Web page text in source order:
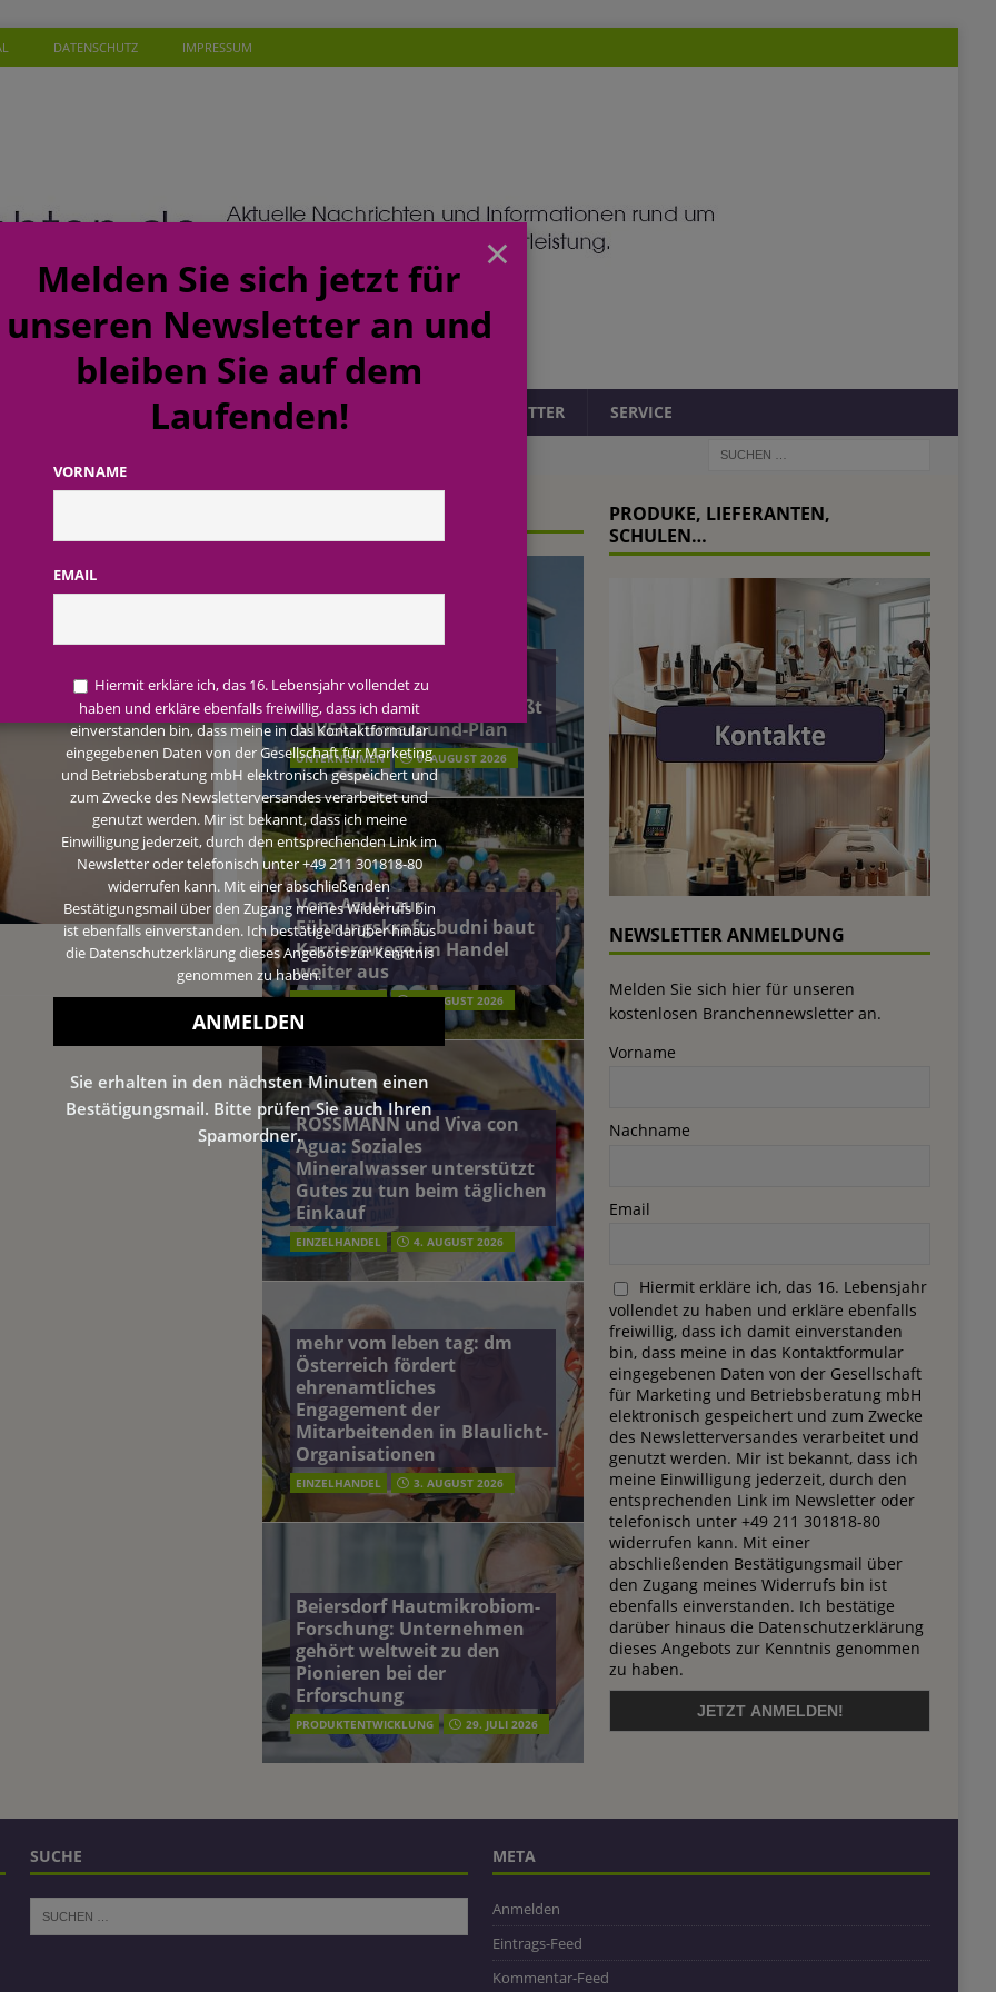
DATENSCHUTZ IMPRESSUM
TERMINE KOMMENTAR NEWSLETTER SERVICE
budni baut Karrierewege im Handel weiter aus
Soziales Mineralwasser unterstützt Gutes zu tun beim täglichen
fördert ehrenamtliches Engagement der Mitarbeitenden in
Unternehmen gehört weltweit zu den Pionieren bei der
Konzern passt Prognose an und beschließt NIVEA-Turnaround-Plan
1
1
2026: Konzern passt
Prognose an und beschließt
NIVEA-Turnaround-Plan
UNTERNEHMEN 6. AUGUST 2026
Vom Azubi zur
Führungskraft: budni baut
Karrierewege im Handel
weiter aus
EINZELHANDEL 5. AUGUST 2026
ROSSMANN und Viva con
Agua: Soziales
Mineralwasser unterstützt
Gutes zu tun beim täglichen
Einkauf
EINZELHANDEL 4. AUGUST 2026
mehr vom leben tag: dm
Österreich fördert
ehrenamtliches
Engagement der
Mitarbeitenden in Blaulicht-
Organisationen
EINZELHANDEL 3. AUGUST 2026
Beiersdorf Hautmikrobiom-
Forschung: Unternehmen
gehört weltweit zu den
Pionieren bei der
Erforschung
PRODUKTENTWICKLUNG 29. JULI 2026
PRODUKE, LIEFERANTEN,
SCHULEN…
NEWSLETTER ANMELDUNG
Melden Sie sich hier für unseren
kostenlosen Branchennewsletter an.
Vorname
Nachname
Email
Hiermit erkläre ich, das 16. Lebensjahr
vollendet zu haben und erkläre ebenfalls
freiwillig, dass ich damit einverstanden
bin, dass meine in das Kontaktformular
eingegebenen Daten von der Gesellschaft
für Marketing und Betriebsberatung mbH
elektronisch gespeichert und zum Zwecke
des Newsletterversandes verarbeitet und
genutzt werden. Mir ist bekannt, dass ich
meine Einwilligung jederzeit, durch den
entsprechenden Link im Newsletter oder
telefonisch unter +49 211 301818-80
widerrufen kann. Mit einer
abschließenden Bestätigungsmail über
den Zugang meines Widerrufs bin ist
ebenfalls einverstanden. Ich bestätige
darüber hinaus die Datenschutzerklärung
dieses Angebots zur Kenntnis genommen
zu haben.
SUCHE META
Anmelden
Eintrags-Feed
Kommentar-Feed
×
Melden Sie sich jetzt für
unseren Newsletter an und
bleiben Sie auf dem
Laufenden!
VORNAME
EMAIL
Hiermit erkläre ich, das 16. Lebensjahr vollendet zu
haben und erkläre ebenfalls freiwillig, dass ich damit
einverstanden bin, dass meine in das Kontaktformular
eingegebenen Daten von der Gesellschaft für Marketing
und Betriebsberatung mbH elektronisch gespeichert und
zum Zwecke des Newsletterversandes verarbeitet und
genutzt werden. Mir ist bekannt, dass ich meine
Einwilligung jederzeit, durch den entsprechenden Link im
Newsletter oder telefonisch unter +49 211 301818-80
widerrufen kann. Mit einer abschließenden
Bestätigungsmail über den Zugang meines Widerrufs bin
ist ebenfalls einverstanden. Ich bestätige darüber hinaus
die Datenschutzerklärung dieses Angebots zur Kenntnis
genommen zu haben.
Sie erhalten in den nächsten Minuten einen
Bestätigungsmail. Bitte prüfen Sie auch Ihren
Spamordner.